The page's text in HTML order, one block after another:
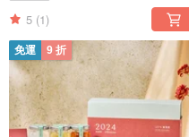
5 (1)
免運 9 折